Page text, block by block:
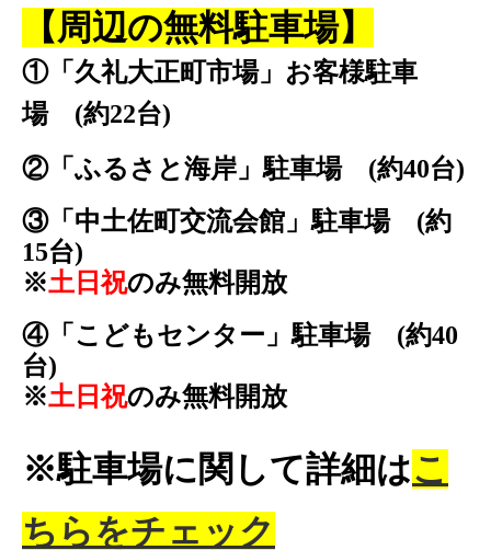
【周辺の無料駐車場】
①「久礼大正町市場」お客様駐車
場 (約22台)
②「ふるさと海岸」駐車場 (約40台)
③「中土佐町交流会館」駐車場 (約
15台)
※土日祝のみ無料開放
④「こどもセンター」駐車場 (約40
台)
※土日祝のみ無料開放
※駐車場に関して詳細はこ
ちらをチェック